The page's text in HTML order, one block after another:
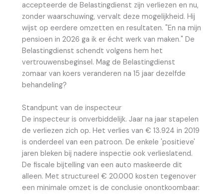
accepteerde de Belastingdienst zijn verliezen en nu,
zonder waarschuwing, vervalt deze mogelijkheid. Hij
wijst op eerdere omzetten en resultaten. "En na mijn
pensioen in 2026 ga ik er écht werk van maken." De
Belastingdienst schendt volgens hem het
vertrouwensbeginsel. Mag de Belastingdienst
zomaar van koers veranderen na 15 jaar dezelfde
behandeling?
Standpunt van de inspecteur
De inspecteur is onverbiddelijk. Jaar na jaar stapelen
de verliezen zich op. Het verlies van € 13.924 in 2019
is onderdeel van een patroon. De enkele 'positieve'
jaren bleken bij nadere inspectie ook verlieslatend.
De fiscale bijtelling van een auto maskeerde dit
alleen. Met structureel € 20.000 kosten tegenover
een minimale omzet is de conclusie onontkoombaar: